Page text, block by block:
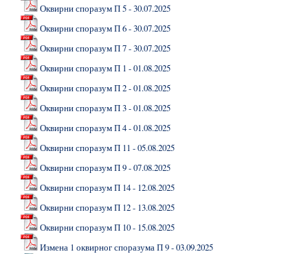
Оквирни споразум П 5 - 30.07.2025
Оквирни споразум П 6 - 30.07.2025
Оквирни споразум П 7 - 30.07.2025
Оквирни споразум П 1 - 01.08.2025
Оквирни споразум П 2 - 01.08.2025
Оквирни споразум П 3 - 01.08.2025
Оквирни споразум П 4 - 01.08.2025
Оквирни споразум П 11 - 05.08.2025
Оквирни споразум П 9 - 07.08.2025
Оквирни споразум П 14 - 12.08.2025
Оквирни споразум П 12 - 13.08.2025
Оквирни споразум П 10 - 15.08.2025
Измена 1 оквирног споразума П 9 - 03.09.2025